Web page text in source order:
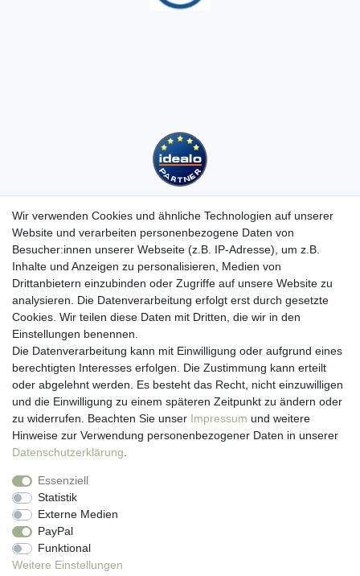
Kundenservice
Hotline: 07452 - 847 162 0
Kontakt
Anmelden
Registrieren
Newsletter
Versand & Lieferung
Zahlungsarten
viasalutis
Mehr zu viasalutis
Beratungscenter Haut
News
Beliebte Produkte (Top 20)
Wir verwenden Cookies und ähnliche Technologien auf unserer
Website und verarbeiten personenbezogene Daten von
Besucher:innen unserer Webseite (z.B. IP-Adresse), um z.B.
Inhalte und Anzeigen zu personalisieren, Medien von
Drittanbietern einzubinden oder Zugriffe auf unsere Website zu
analysieren. Die Datenverarbeitung erfolgt erst durch gesetzte
Cookies. Wir teilen diese Daten mit Dritten, die wir in den
Einstellungen benennen.
Die Datenverarbeitung kann mit Einwilligung oder aufgrund eines
berechtigten Interesses erfolgen. Die Zustimmung kann erteilt
oder abgelehnt werden. Es besteht das Recht, nicht einzuwilligen
und die Einwilligung zu einem späteren Zeitpunkt zu ändern oder
zu widerrufen. Beachten Sie unser Impressum und weitere
Hinweise zur Verwendung personenbezogener Daten in unserer
Daten­schutz­erklärung
Essenziell
Statistik
Externe Medien
PayPal
Funktional
Weitere Einstellungen
Impressum